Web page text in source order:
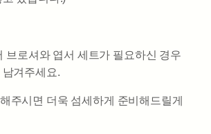
브로셔와 엽서 세트가 필요하신 경우
겨주세요.
주시면 더욱 섬세하게 준비해드릴게